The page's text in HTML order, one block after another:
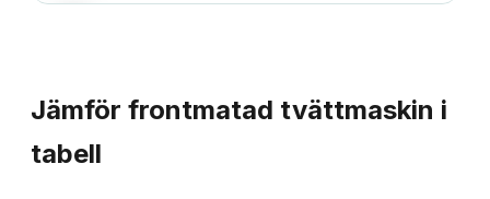
Jämför frontmatad tvättmaskin i
tabell